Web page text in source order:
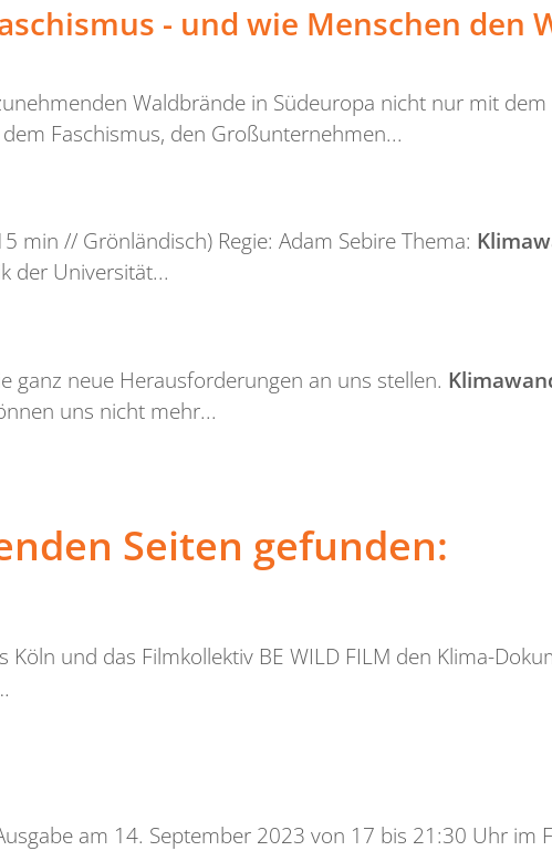
- und wie Menschen den
Waldbrände in Südeuropa nicht nur mit dem
Faschismus, den Großunternehmen...
min // Grönländisch) Regie: Adam Sebire Thema:
der Universität...
ganz neue Herausforderungen an uns stellen.
uns nicht mehr...
Seiten gefunden:
und das Filmkollektiv BE WILD FILM den Klima-
am 14. September 2023 von 17 bis 21:30 Uhr im